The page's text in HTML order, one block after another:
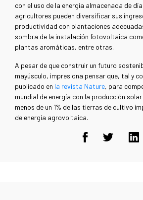
con el uso de la energía almacenada de
agricultores pueden diversificar sus
productividad con plantaciones
sombra de la instalación fotovoltaica
plantas aromáticas, entre otras.
A pesar de que construir un futuro
mayúsculo, impresiona pensar que, tal y
publicado en la revista Nature, para
mundial de energía con la producción
menos de un 1% de las tierras de cultivo
de energía agrovoltaica.